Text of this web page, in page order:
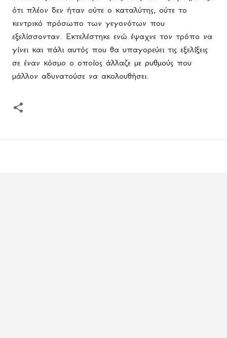
ότι πλέον δεν ήταν ούτε ο καταλύτης, ούτε το
κεντρικό πρόσωπο των γεγονότων που
εξελίσσονταν. Εκτελέστηκε ενώ έψαχνε τον τρόπο να
γίνει και πάλι αυτός που θα υπαγορεύει τις εξελίξεις
σε έναν κόσμο ο οποίος άλλαζε με ρυθμούς που
μάλλον αδυνατούσε να ακολουθήσει.